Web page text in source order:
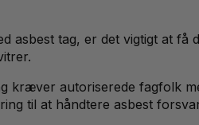
asbest tag, er det vigtigt at få
kræver autoriserede fagfolk
til at håndtere asbest